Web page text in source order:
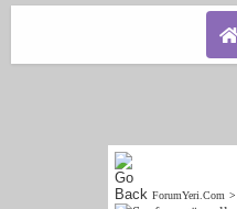
ForumYeri.Com >